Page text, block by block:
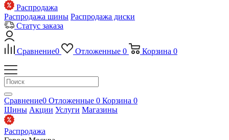
Распродажа
Распродажа шины Распродажа диски
Статус заказа
Сравнение0 Отложенные 0 Корзина 0
Сравнение0 Отложенные 0 Корзина 0
Шины Акции Услуги Магазины
Распродажа